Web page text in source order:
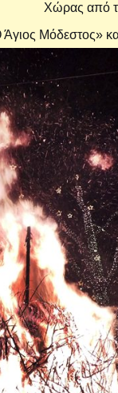
Χώρας από
Άγιος Μόδεστος»